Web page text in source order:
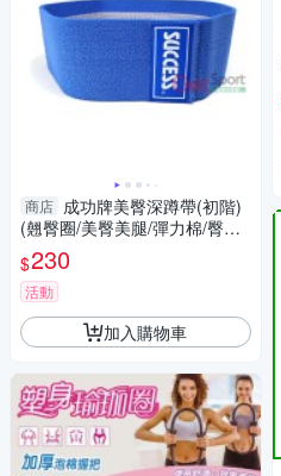
商店 成功牌美臀深蹲帶(初階)
(翹臀圈/美臀美腿/彈力棉/臀推
圈帶/抗力圈/環狀阻力帶/彈力
帶/GetSport)
$230
活動
加入購物車